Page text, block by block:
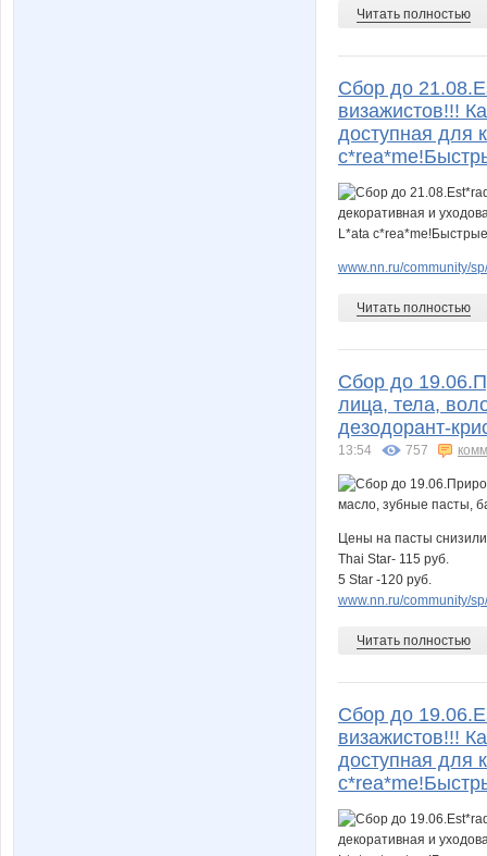
Читать полностью
Сбор до
визажистов!!!
доступная для
www.nn.ru/community/
Читать полностью
Сбор до
лица, тела,
дезодорант-
13:54 757
Цены на пасты
Thai Star- 115 руб.
5 Star -120 руб.
www.nn.ru/community/
Читать полностью
Сбор до
визажистов!!!
доступная для